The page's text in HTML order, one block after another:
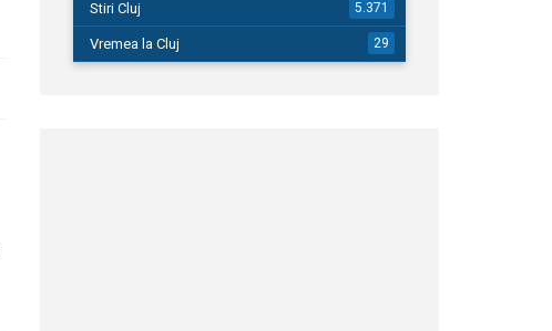
Stiri Cluj 5.371
Vremea la Cluj 29